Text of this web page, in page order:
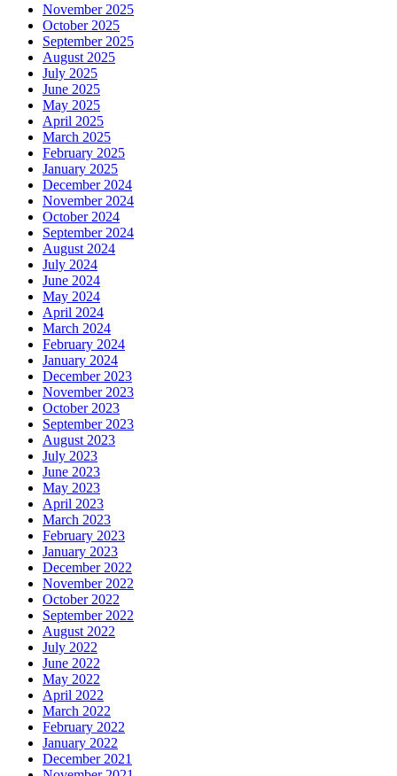
November 2025
October 2025
September 2025
August 2025
July 2025
June 2025
May 2025
April 2025
March 2025
February 2025
January 2025
December 2024
November 2024
October 2024
September 2024
August 2024
July 2024
June 2024
May 2024
April 2024
March 2024
February 2024
January 2024
December 2023
November 2023
October 2023
September 2023
August 2023
July 2023
June 2023
May 2023
April 2023
March 2023
February 2023
January 2023
December 2022
November 2022
October 2022
September 2022
August 2022
July 2022
June 2022
May 2022
April 2022
March 2022
February 2022
January 2022
December 2021